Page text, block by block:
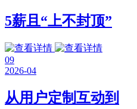
5薪且“上不封顶”
09
2026-04
从用户定制互动到